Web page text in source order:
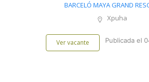
BARCELÓ MAYA GRAND
Xpuha
Ver vacante Publicada el